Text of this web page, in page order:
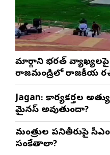
మార్గాని భరత్ వ్యాఖ్యలపై
రాజమండ్రిలో రాజకీయ
Jagan: కార్యకర్తల
మైనస్ అవుతుందా?
మంత్రుల పనితీరుపై సీఎం
సంకేతాలా?